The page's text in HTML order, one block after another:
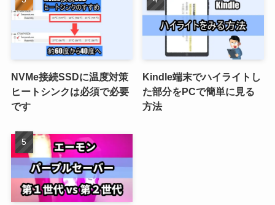
NVMe接続SSDに温度対策
ヒートシンクは必須で必要
です
Kindle端末でハイライトし
た部分をPCで簡単に見る
方法